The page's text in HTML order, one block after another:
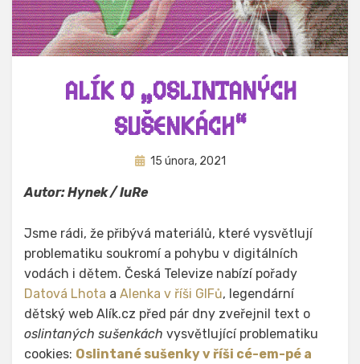
ALÍK O „OSLINTANÝCH
SUŠENKÁCH“
AutorHynek Trojánek
Zveřejněno
15 února, 2021
Autor: Hynek / IuRe
Jsme rádi, že přibývá materiálů, které vysvětlují
problematiku soukromí a pohybu v digitálních
vodách i dětem. Česká Televize nabízí pořady
Datová Lhota a Alenka v říši GIFů, legendární
dětský web Alík.cz před pár dny zveřejnil text o
oslintaných sušenkách vysvětlující problematiku
cookies: Oslintané sušenky v říši cé-em-pé a